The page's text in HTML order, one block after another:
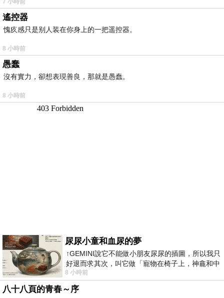
7 小時前
遙控器
愧疚感只是别人装在你身上的一把遥控器。
8 小時前
愚蠢
沒有實力，卻想表現善良，那就是愚蠢。
8 小時前
尿尿小童和血尿的夢
↑GEMINI說它不能做小朋友尿尿的插圖，所以我只
好退而求其次，叫它做「寵物在椅子上，神龕和中
年人臉孔」的畫了。 六月底
8 小時前
八十八頁的青春～序